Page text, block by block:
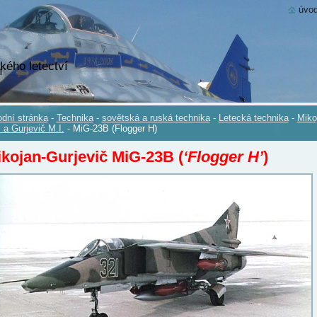
letectví
stránka - Technika - sovětská a ruská technika - Letecká technika -
a Gurjevič M.I. - MiG-23B (Flogger H)
Gurjevič MiG-23B (‘Flogger H’)